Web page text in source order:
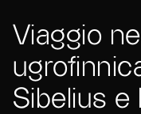
Viaggio
Sibelius e